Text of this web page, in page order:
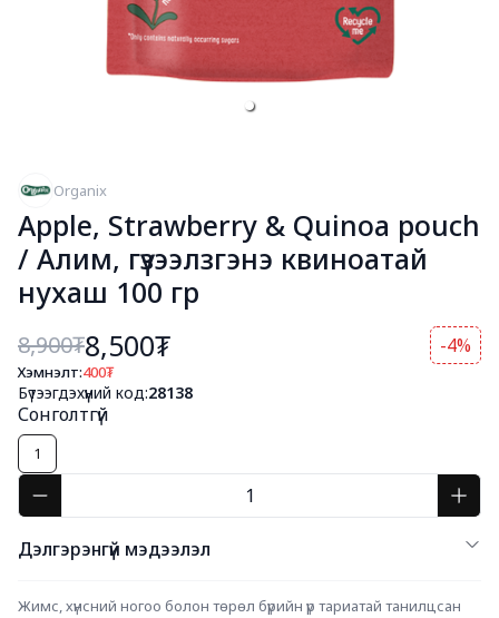
Organix
Apple, Strawberry & Quinoa pouch
/ Алим, гүзээлзгэнэ квиноатай
нухаш 100 гр
8,900₮8,500₮ -4%
Хэмнэлт:400₮
Бүтээгдэхүүний код:28138
Сонголтгүй
1
Дэлгэрэнгүй мэдээлэл
Жимс, хүнсний ногоо болон төрөл бүрийн үр тариатай танилцсан